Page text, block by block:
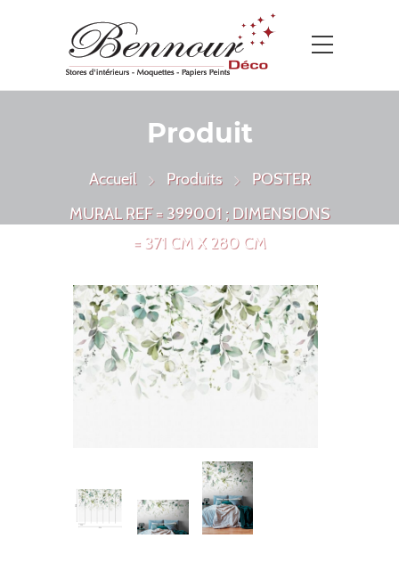
Produit
Accueil Produits
POSTER
MURAL REF = 399001 ; DIMENSIONS
= 371 CM X 280 CM